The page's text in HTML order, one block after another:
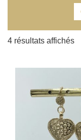
4 résultats affichés